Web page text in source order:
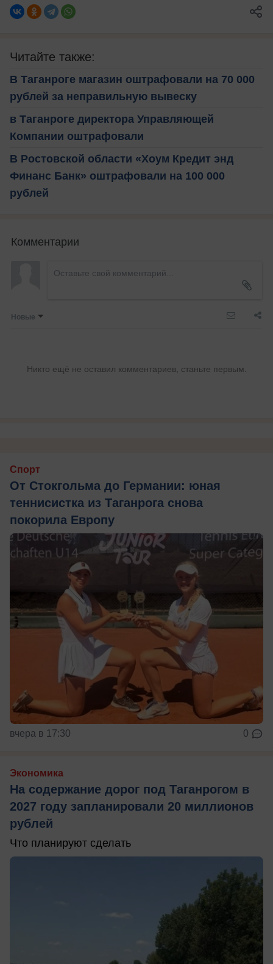
Читайте также:
В Таганроге магазин оштрафовали на 70 000
рублей за неправильную вывеску
в Таганроге директора Управляющей
Компании оштрафовали
В Ростовской области «Хоум Кредит энд
Финанс Банк» оштрафовали на 100 000
рублей
Комментарии
Новые
Никто ещё не оставил комментариев, станьте первым.
Спорт
От Стокгольма до Германии: юная
теннисистка из Таганрога снова
покорила Европу
вчера в 17:30 0
Экономика
На содержание дорог под Таганрогом в
2027 году запланировали 20 миллионов
рублей
Что планируют сделать